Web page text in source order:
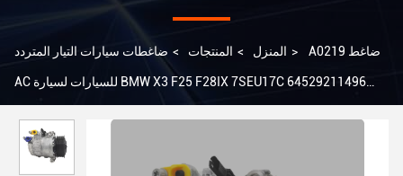
المنزل > المنتجات > ضاغطات سيارات التيار المتردد > A0219 ضاغط
AC للسيارات لسيارة BMW X3 F25 F28IX 7SEU17C 64529211496